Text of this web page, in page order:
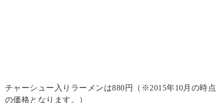
チャーシュー入りラーメンは880円（※2015年10月の時点
の価格となります。）